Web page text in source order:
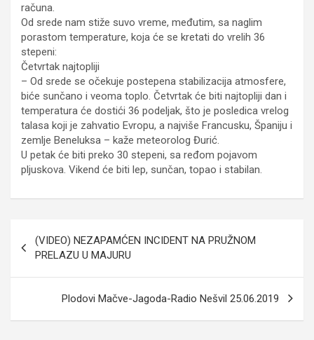
računa.
Od srede nam stiže suvo vreme, međutim, sa naglim
porastom temperature, koja će se kretati do vrelih 36
stepeni:
Četvrtak najtopliji
– Od srede se očekuje postepena stabilizacija atmosfere,
biće sunčano i veoma toplo. Četvrtak će biti najtopliji dan i
temperatura će dostići 36 podeljak, što je posledica vrelog
talasa koji je zahvatio Evropu, a najviše Francusku, Španiju i
zemlje Beneluksa – kaže meteorolog Đurić.
U petak će biti preko 30 stepeni, sa ređom pojavom
pljuskova. Vikend će biti lep, sunčan, topao i stabilan.
чланка
(VIDEO) NEZAPAMĆEN INCIDENT NA PRUŽNOM
PRELAZU U MAJURU
Plodovi Mačve-Jagoda-Radio Nešvil 25.06.2019